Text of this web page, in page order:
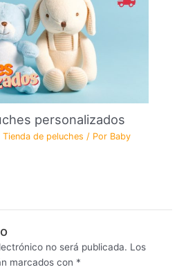
personalizados
Tienda de peluches / Por Baby
no será publicada. Los
marcados con *